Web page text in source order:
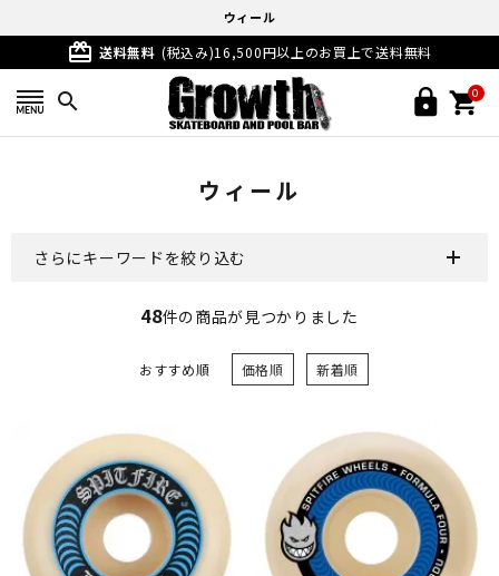
ウィール
card_giftcard 送料無料 (税込み)16,500円以上のお買上で送料無料
search 0
ウィール
さらにキーワードを絞り込む
48件の商品が見つかりました
おすすめ順 価格順 新着順